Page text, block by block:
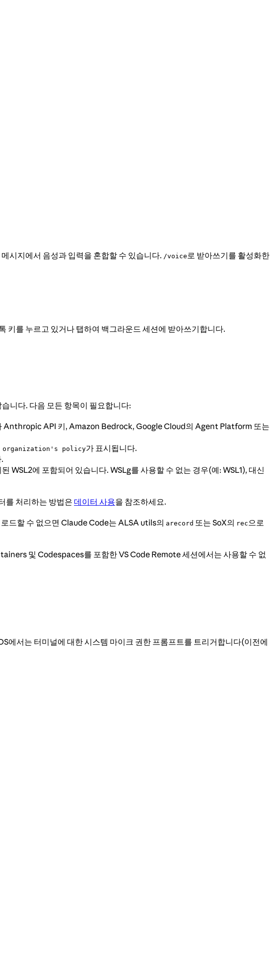
시지에서 음성과 입력을 혼합할 수 있습니다. /voice 로 받아쓰기를 활성화한
키를 누르고 있거나 탭하여 백그라운드 세션에 받아쓰기합니다.
니다. 다음 모든 항목이 필요합니다:
Anthropic API 키, Amazon Bedrock, Google Cloud의 Agent Platform 또는
organization's policy가 표시됩니다.
WSL2에 포함되어 있습니다. WSLg를 사용할 수 없는 경우(예: WSL1), 대신
를 처리하는 방법은 데이터 사용을 참조하세요.
드할 수 없으면 Claude Code는 ALSA utils의 arecord 또는 SoX의 rec 으로
및 Codespaces를 포함한 VS Code Remote 세션에서는 사용할 수 없
에서는 터미널에 대한 시스템 마이크 권한 프롬프트를 트리거합니다(이전에